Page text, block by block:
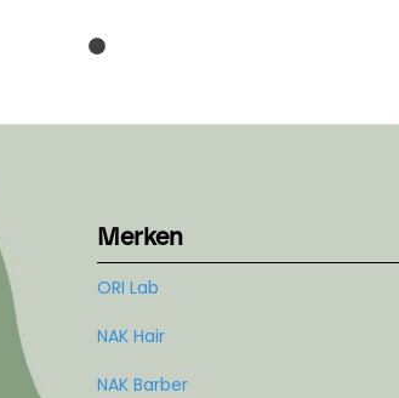
Merken
ORI Lab
NAK Hair
NAK Barber